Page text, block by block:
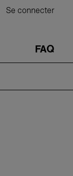
Se connecter
FAQ